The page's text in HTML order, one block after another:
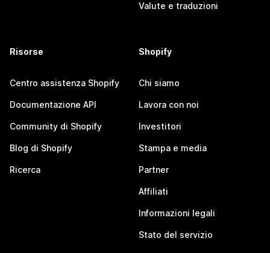
Valute e traduzioni
Risorse
Centro assistenza Shopify
Documentazione API
Community di Shopify
Blog di Shopify
Ricerca
Shopify
Chi siamo
Lavora con noi
Investitori
Stampa e media
Partner
Affiliati
Informazioni legali
Stato del servizio